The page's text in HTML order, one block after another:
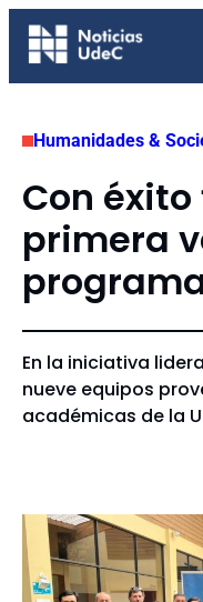
Saltar
Humanidades &
Con
primera
En la iniciativa
nueve equipos
académicas de la